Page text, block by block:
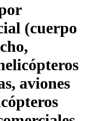
(cuerpo
aviones